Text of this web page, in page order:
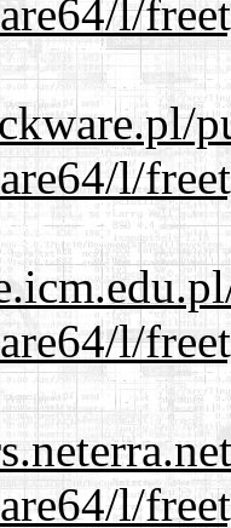
l/
l/
l/
l/